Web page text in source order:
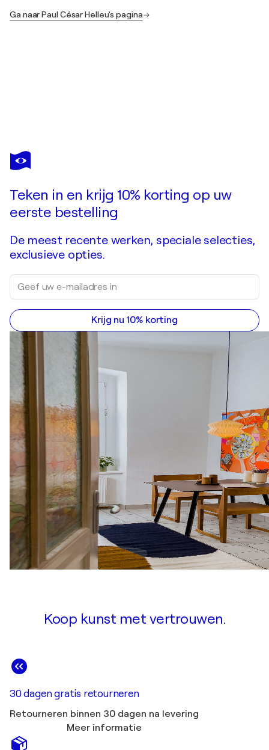
Ga naar Paul César Helleu's pagina
PAUL CÉSAR HELLEU
la duchesse de Marlborough
Teken in en krijg 10% korting op uw
eerste bestelling
De meest recente werken, speciale selecties,
exclusieve opties.
Krijg nu 10% korting
Koop kunst met vertrouwen.
30 dagen gratis retourneren
Retourneren binnen 30 dagen na levering
Meer informatie